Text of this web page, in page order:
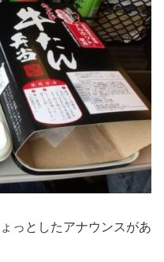
っとしたアナウンスがあ